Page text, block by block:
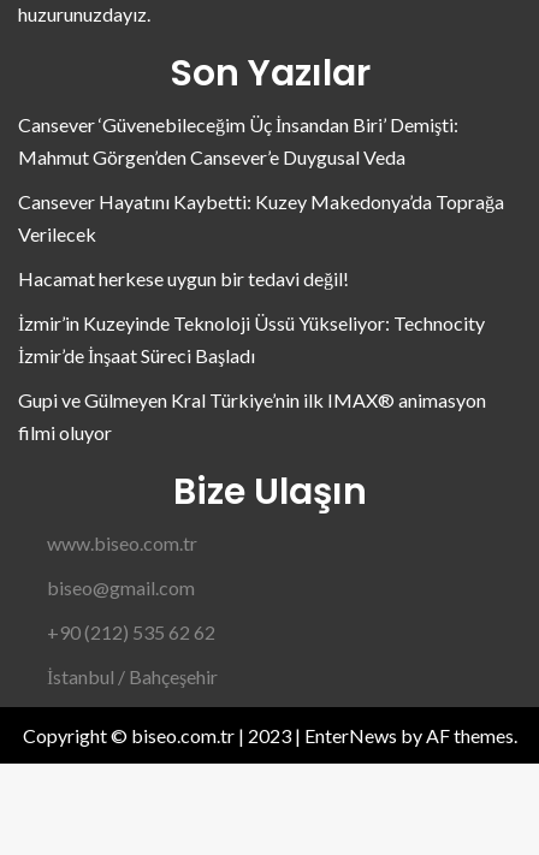
huzurunuzdayız.
Son Yazılar
Cansever ‘Güvenebileceğim Üç İnsandan Biri’ Demişti:
Mahmut Görgen’den Cansever’e Duygusal Veda
Cansever Hayatını Kaybetti: Kuzey Makedonya’da Toprağa
Verilecek
Hacamat herkese uygun bir tedavi değil!
İzmir’in Kuzeyinde Teknoloji Üssü Yükseliyor: Technocity
İzmir’de İnşaat Süreci Başladı
Gupi ve Gülmeyen Kral Türkiye’nin ilk IMAX® animasyon
filmi oluyor
Bize Ulaşın
www.biseo.com.tr
biseo@gmail.com
+90 (212) 535 62 62
İstanbul / Bahçeşehir
Copyright © biseo.com.tr | 2023 | EnterNews by AF themes.